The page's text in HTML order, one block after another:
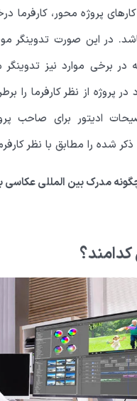
پروژه محور، کارفرما
باشد. در این صورت
در برخی موارد نیز
پروژه از نظر کارفرما را
ادیتور برای صاحب
را مطابق با نظر
مدرک بین المللی عکاسی